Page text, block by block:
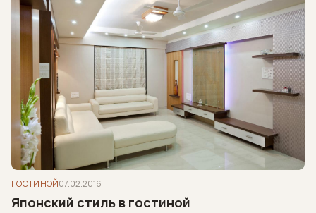
ГОСТИНОЙ07.02.2016
Японский стиль в гостиной